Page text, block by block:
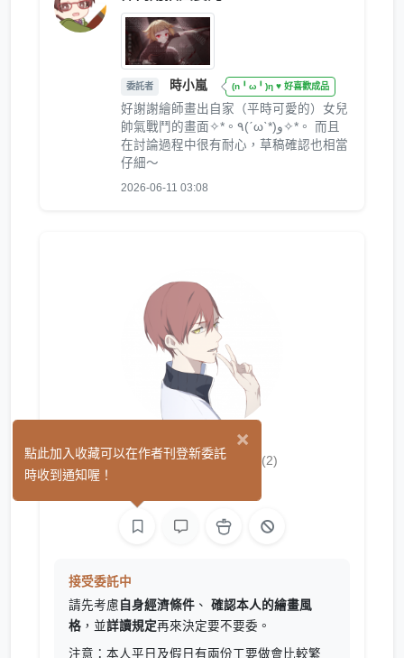
委託者 時小嵐 (n╹ω╹)η ♥ 好喜歡成品
好謝謝繪師畫出自家（平時可愛的）女兒
帥氣戰鬥的畫面✧*。٩(ˊωˋ*)و✧*。 而且
在討論過程中很有耐心，草稿確認也相當
仔細～
2026-06-11 03:08
紅赫 (Hyuk) (2)
接受委託中
請先考慮 自身經濟條件 、 確認本人的繪畫風
格 ，並詳讀規定再來決定要不要委。
注意：本人平日及假日有兩份工要做會比較繁
×
點此加入收藏可以在作者刊登新委託
時收到通知喔！